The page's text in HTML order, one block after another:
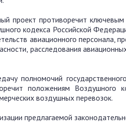
проект противоречит
кодекса Российской
авиационного персонала,
расследования
полномочий
положениям Воздушного
воздушных перевозок.
предлагаемой